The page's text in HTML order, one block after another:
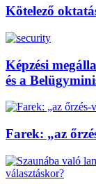
Kötelező
Képzési
és a
Farek: „az